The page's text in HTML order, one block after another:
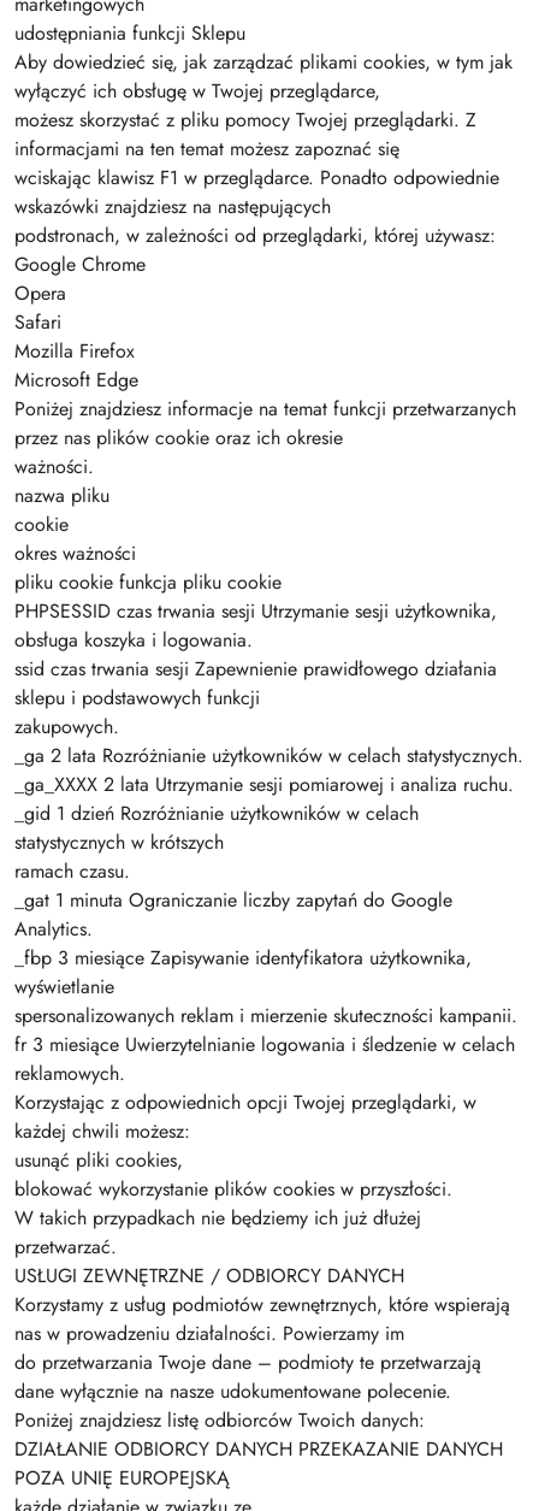
udostępniania funkcji Sklepu
Aby dowiedzieć się, jak zarządzać plikami cookies, w tym jak
wyłączyć ich obsługę w Twojej przeglądarce,
możesz skorzystać z pliku pomocy Twojej przeglądarki. Z
informacjami na ten temat możesz zapoznać się
wciskając klawisz F1 w przeglądarce. Ponadto odpowiednie
wskazówki znajdziesz na następujących
podstronach, w zależności od przeglądarki, której używasz:
Google Chrome
Opera
Safari
Mozilla Firefox
Microsoft Edge
Poniżej znajdziesz informacje na temat funkcji przetwarzanych
przez nas plików cookie oraz ich okresie
ważności.
nazwa pliku
cookie
okres ważności
pliku cookie funkcja pliku cookie
PHPSESSID czas trwania sesji Utrzymanie sesji użytkownika,
obsługa koszyka i logowania.
ssid czas trwania sesji Zapewnienie prawidłowego działania
sklepu i podstawowych funkcji
zakupowych.
_ga 2 lata Rozróżnianie użytkowników w celach statystycznych.
_ga_XXXX 2 lata Utrzymanie sesji pomiarowej i analiza ruchu.
_gid 1 dzień Rozróżnianie użytkowników w celach
statystycznych w krótszych
ramach czasu.
_gat 1 minuta Ograniczanie liczby zapytań do Google
Analytics.
_fbp 3 miesiące Zapisywanie identyfikatora użytkownika,
wyświetlanie
spersonalizowanych reklam i mierzenie skuteczności kampanii.
fr 3 miesiące Uwierzytelnianie logowania i śledzenie w celach
reklamowych.
Korzystając z odpowiednich opcji Twojej przeglądarki, w
każdej chwili możesz:
usunąć pliki cookies,
blokować wykorzystanie plików cookies w przyszłości.
W takich przypadkach nie będziemy ich już dłużej
przetwarzać.
USŁUGI ZEWNĘTRZNE / ODBIORCY DANYCH
Korzystamy z usług podmiotów zewnętrznych, które wspierają
nas w prowadzeniu działalności. Powierzamy im
do przetwarzania Twoje dane – podmioty te przetwarzają
dane wyłącznie na nasze udokumentowane polecenie.
Poniżej znajdziesz listę odbiorców Twoich danych:
DZIAŁANIE ODBIORCY DANYCH PRZEKAZANIE DANYCH
POZA UNIĘ EUROPEJSKĄ